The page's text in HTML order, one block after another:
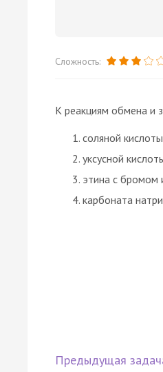
Сложность:
К реакциям обмена и
соляной
уксусной
этина с бромом
карбоната
Предыдущая